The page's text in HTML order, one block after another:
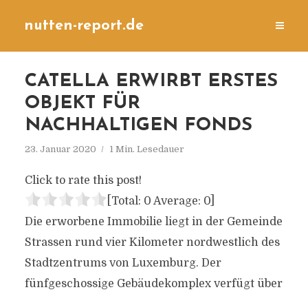
nutten-report.de
CATELLA ERWIRBT ERSTES
OBJEKT FÜR
NACHHALTIGEN FONDS
23. Januar 2020 1 Min. Lesedauer
Click to rate this post!
[Total: 0 Average: 0]
Die erworbene Immobilie liegt in der Gemeinde
Strassen rund vier Kilometer nordwestlich des
Stadtzentrums von Luxemburg. Der
fünfgeschossige Gebäudekomplex verfügt über